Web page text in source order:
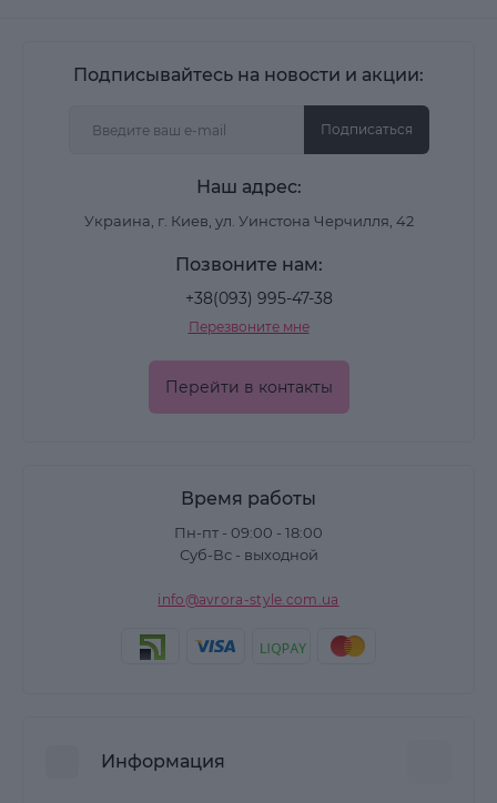
Подписывайтесь на новости и акции:
Подписаться
Наш адрес:
Украина, г. Киев, ул. Уинстона Черчилля, 42
Позвоните нам:
+38(093) 995-47-38
Перезвоните мне
Перейти в контакты
Время работы
Пн-пт - 09:00 - 18:00
Суб-Вс - выходной
info@avrora-style.com.ua
Информация